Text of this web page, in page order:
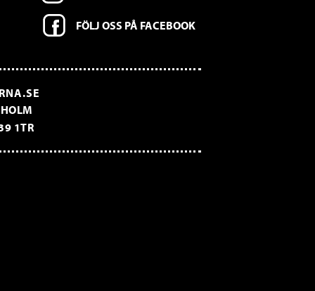
FÖLJ OSS PÅ FACEBOOK
1TR